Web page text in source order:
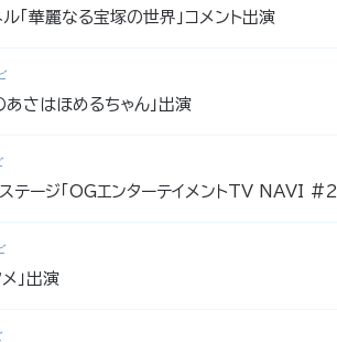
「華麗なる宝塚の世界」コメント出演
さはほめるちゃん」出演
ステージ「OGエンターテイメントTV NAVI
」出演